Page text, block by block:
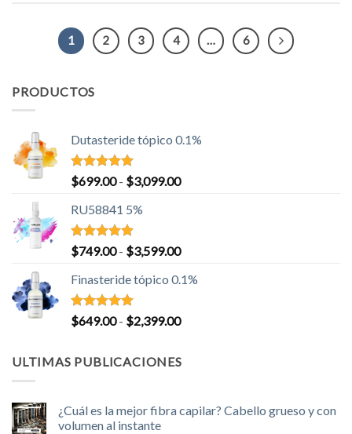
1 2 3 4 … 6
PRODUCTOS
Dutasteride tópico 0.1%
Valorado
con
de 5
$699.00 - $3,099.00Rango
$699.00
$3,099.00
RU58841 5%
Valorado
con
de 5
$749.00 - $3,599.00Rango
precios:
$749.00
Finasteride tópico 0.1%
Valorado
con
$649.00 - $2,399.00Rango
desde
$2,399.00
ULTIMAS PUBLICACIONES
¿Cuál es la mejor fibra capilar? Cabello grueso y con
volumen al instante